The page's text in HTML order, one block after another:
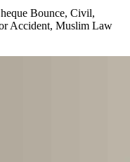
Bounce, Civil,
Accident, Muslim Law